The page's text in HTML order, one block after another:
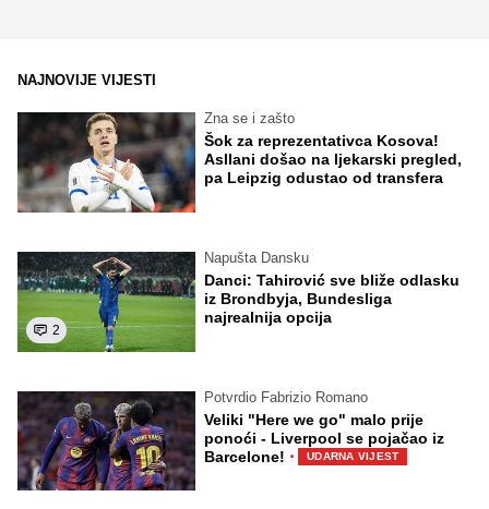
NAJNOVIJE VIJESTI
Zna se i zašto
Šok za reprezentativca Kosova!
Asllani došao na ljekarski pregled,
pa Leipzig odustao od transfera
2
Napušta Dansku
Danci: Tahirović sve bliže odlasku
iz Brondbyja, Bundesliga
najrealnija opcija
Potvrdio Fabrizio Romano
Veliki "Here we go" malo prije
ponoći - Liverpool se pojačao iz
Barcelone! · UDARNA VIJEST